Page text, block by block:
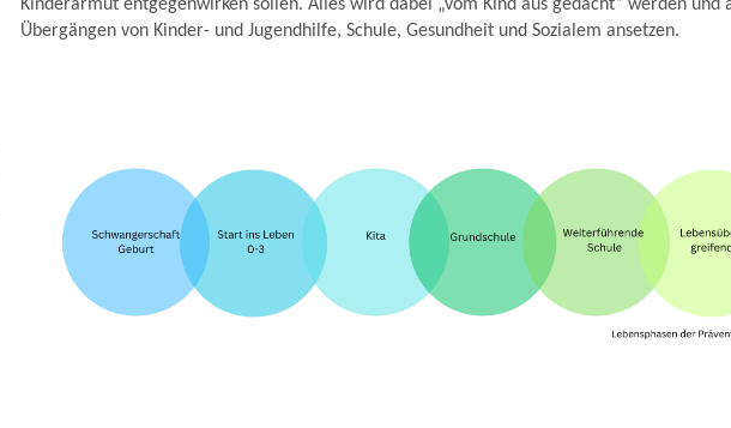
Kinderarmut entgegenwirken sollen. Alles wird dabei „vom Kind aus gedacht“ werden und
Übergängen von Kinder- und Jugendhilfe, Schule, Gesundheit und Sozialem ansetzen.